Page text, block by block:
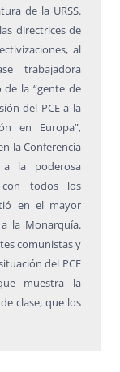
de la URSS.
directrices de
al
trabajadora
la “gente de
del PCE a la
en Europa”,
la Conferencia
la poderosa
con todos los
en el mayor
la Monarquía.
comunistas y
del PCE
muestra la
clase, que los